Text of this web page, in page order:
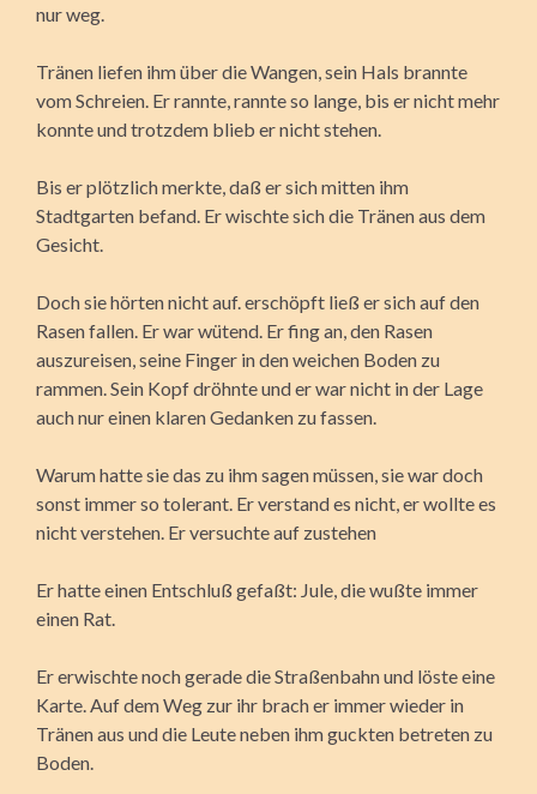
nur weg.
Tränen liefen ihm über die Wangen, sein Hals brannte
vom Schreien. Er rannte, rannte so lange, bis er nicht mehr
konnte und trotzdem blieb er nicht stehen.
Bis er plötzlich merkte, daß er sich mitten ihm
Stadtgarten befand. Er wischte sich die Tränen aus dem
Gesicht.
Doch sie hörten nicht auf. erschöpft ließ er sich auf den
Rasen fallen. Er war wütend. Er fing an, den Rasen
auszureisen, seine Finger in den weichen Boden zu
rammen. Sein Kopf dröhnte und er war nicht in der Lage
auch nur einen klaren Gedanken zu fassen.
Warum hatte sie das zu ihm sagen müssen, sie war doch
sonst immer so tolerant. Er verstand es nicht, er wollte es
nicht verstehen. Er versuchte auf zustehen
Er hatte einen Entschluß gefaßt: Jule, die wußte immer
einen Rat.
Er erwischte noch gerade die Straßenbahn und löste eine
Karte. Auf dem Weg zur ihr brach er immer wieder in
Tränen aus und die Leute neben ihm guckten betreten zu
Boden.